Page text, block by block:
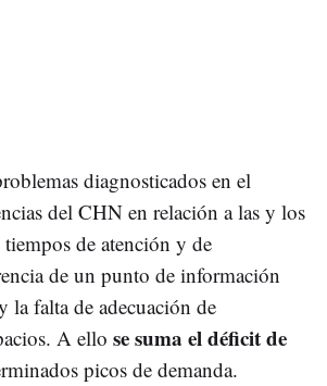
diagnosticados en el
del CHN en relación a las y los
de atención y de
de un punto de información
la falta de adecuación de
A ello se suma el déficit de
picos de demanda.